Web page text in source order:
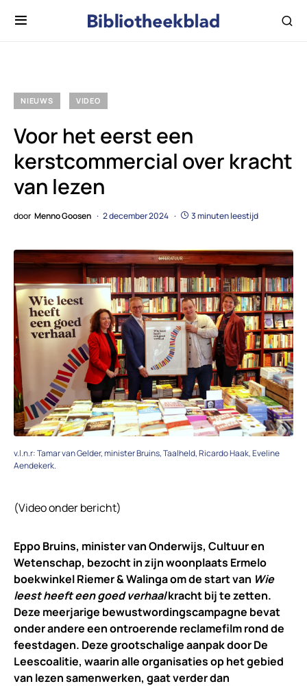
NIEUWS VIDEO
Voor het eerst een
kerstcommercial over kracht
van lezen
door Menno Goosen 2 december 2024 3 minuten leestijd
v.l.n.r: Tamar van Gelder, minister Bruins, Taalheld, Ricardo Haak, Eveline
Aendekerk.
(Video onder bericht)
Eppo Bruins, minister van Onderwijs, Cultuur en
Wetenschap, bezocht in zijn woonplaats Ermelo
boekwinkel Riemer & Walinga om de start van Wie
leest heeft een goed verhaalkracht bij te zetten.
Deze meerjarige bewustwordingscampagne bevat
onder andere een ontroerende reclamefilm rond de
feestdagen. Deze grootschalige aanpak door De
Leescoalitie, waarin alle organisaties op het gebied
van lezen samenwerken, gaat verder dan